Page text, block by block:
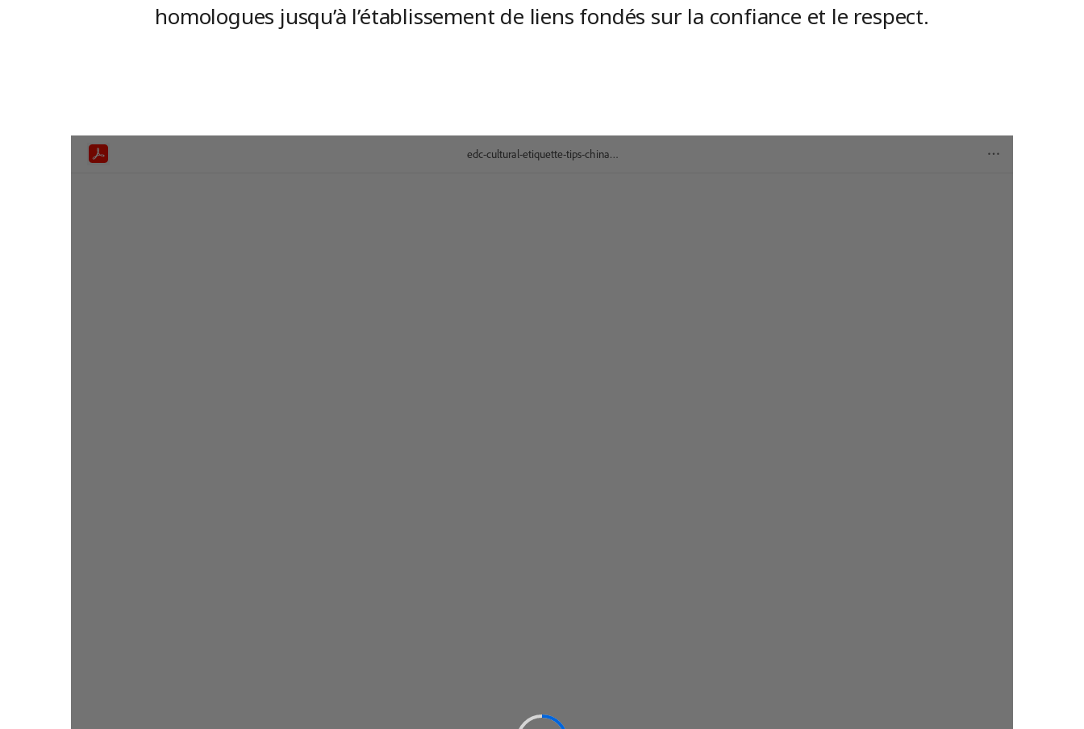
homologues jusqu’à l’établissement de liens fondés sur la confiance et le respect.